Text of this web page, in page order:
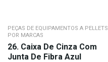
PEÇAS DE EQUIPAMENTOS A PELLETS
POR MARCAS
26. Caixa De Cinza Com
Junta De Fibra Azul